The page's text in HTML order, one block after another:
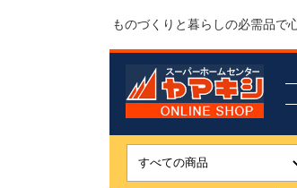
ものづくりと暮らしの必需品で